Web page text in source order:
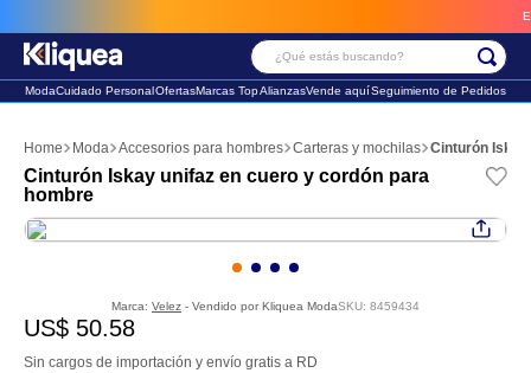
¿Qué estás buscando?
ModaCuidado PersonalOfertasMarcas TopAlianzasVende aquíSeguimiento de Pedidos
Moda Accesorios para hombres Carteras y mochilas Cinturón
Cinturón Iskay unifaz en cuero y cordón para
hombre
Marca: Velez - Vendido por Kliquea ModaSKU: 8459434
US$ 50.58
Sin cargos de importación y envío gratis a RD
2. sandalia
3. futbol